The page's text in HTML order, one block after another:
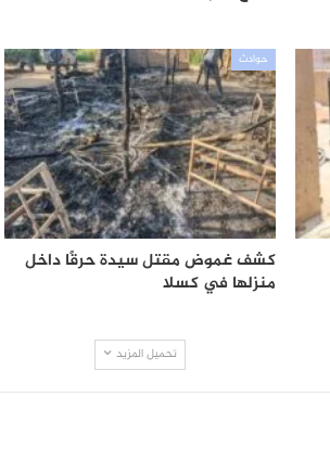
حوادث
كشف غموض مقتل سيدة حرقًا داخل
منزلها في كسلا
تحميل المزيد